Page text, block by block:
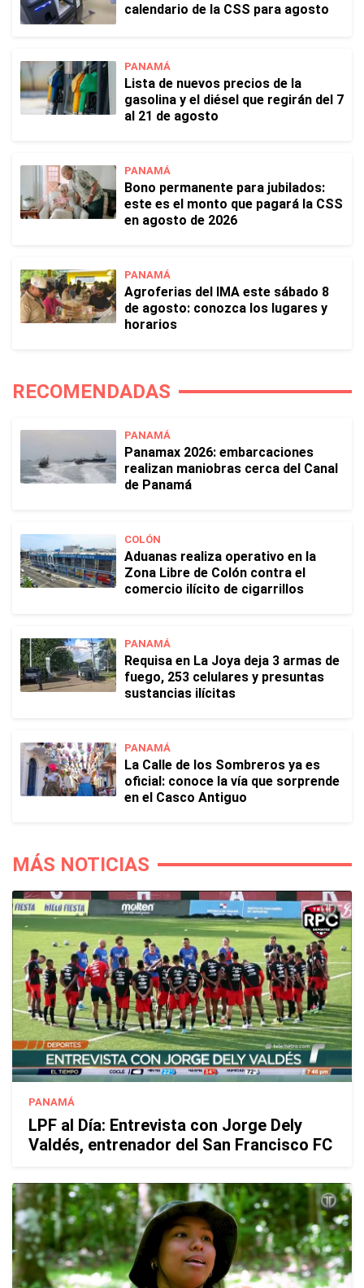
calendario de la CSS para agosto
PANAMÁ
Lista de nuevos precios de la
gasolina y el diésel que regirán del 7
al 21 de agosto
PANAMÁ
Bono permanente para jubilados:
este es el monto que pagará la CSS
en agosto de 2026
PANAMÁ
Agroferias del IMA este sábado 8
de agosto: conozca los lugares y
horarios
RECOMENDADAS
PANAMÁ
Panamax 2026: embarcaciones
realizan maniobras cerca del Canal
de Panamá
COLÓN
Aduanas realiza operativo en la
Zona Libre de Colón contra el
comercio ilícito de cigarrillos
PANAMÁ
Requisa en La Joya deja 3 armas de
fuego, 253 celulares y presuntas
sustancias ilícitas
PANAMÁ
La Calle de los Sombreros ya es
oficial: conoce la vía que sorprende
en el Casco Antiguo
MÁS NOTICIAS
PANAMÁ
LPF al Día: Entrevista con Jorge Dely
Valdés, entrenador del San Francisco FC